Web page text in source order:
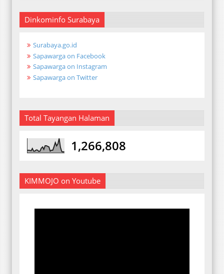
Dinkominfo Surabaya
Surabaya.go.id
Sapawarga on Facebook
Sapawarga on Instagram
Sapawarga on Twitter
Total Tayangan Halaman
1,266,808
KIMMOJO on Youtube